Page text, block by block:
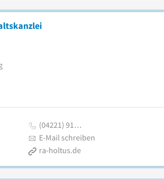
(04221) 91…
E-Mail schreiben
ra-holtus.de